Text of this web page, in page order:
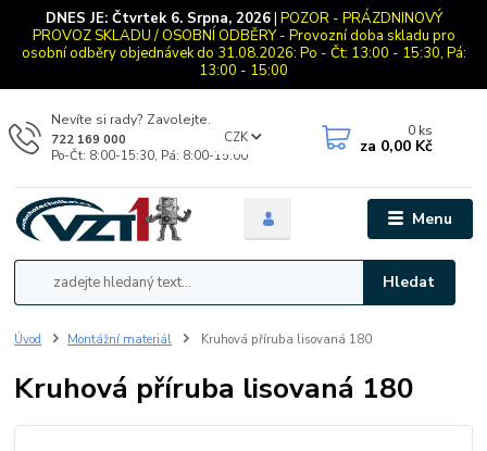
DNES JE: Čtvrtek 6. Srpna, 2026| POZOR - PRÁZDNINOVÝ
PROVOZ SKLADU / OSOBNÍ ODBĚRY - Provozní doba skladu pro
osobní odběry objednávek do 31.08.2026: Po - Čt: 13:00 - 15:30, Pá:
13:00 - 15:00
Menu
CZK
Hledat
Nevíte si rady? Zavolejte.
722 169 000
Po-Čt: 8:00-15:30, Pá: 8:00-15:00
0 ks
za 0,00 Kč
Úvod Montážní materiál Kruhová příruba lisovaná 180
Kruhová příruba lisovaná 180